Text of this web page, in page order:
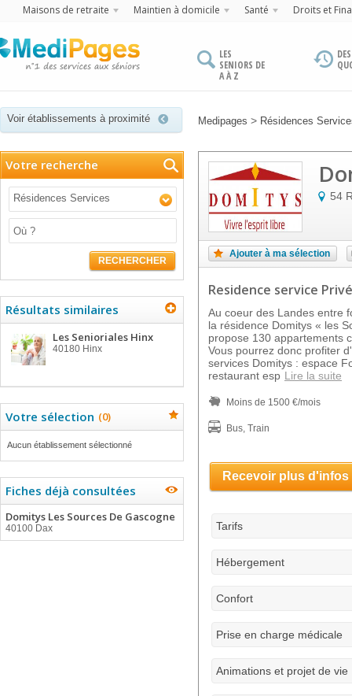
Maisons de retraite Maintien à domicile Santé Droits et
LES
SENIORS DE
A À Z
Voir établissements à proximité Medipages > Résidences
Votre recherche
Résidences Services
RECHERCHER
Résultats similaires
Les Senioriales Hinx
40180 Hinx
Votre sélection (0)
Aucun établissement sélectionné
Fiches déjà consultées
Domitys Les Sources De Gascogne
40100 Dax
54
Ajouter à ma sélection
Residence service
Au coeur des Landes entre
la résidence Domitys « les
propose 130 appartements
Vous pourrez donc profiter
services Domitys : espace
restaurant esp Lire la suite
Moins de 1500 €/mois
Bus, Train
Recevoir plus d'infos
Tarifs
Hébergement
Confort
Prise en charge médicale
Animations et projet de vie